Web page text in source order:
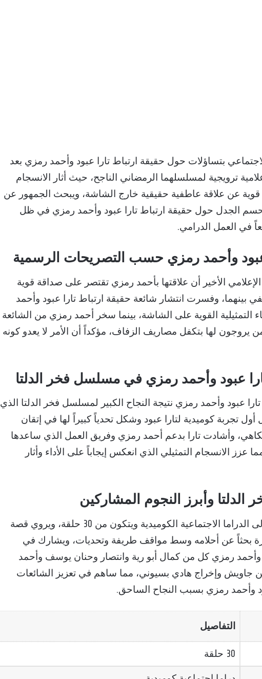
بتساؤلات حول حقيقة ارتباط تارا عبود وأحمد رمزي بعد
ترويجية لمسلسلهما الرمضاني الناجح، حيث أثار الانسجام
قوية عن علاقة عاطفية حقيقية خارج الشاشة، ويبحث الجمهور عن
الجدل حول حقيقة ارتباط تارا عبود وأحمد رمزي في ظل
في العمل الدرامي.
عبود وأحمد رمزي حسب التصريحات الرسمية
الأخير أن علاقتها بأحمد رمزي تقتصر على صداقة قوية
بينهما، وفسرت انتشار شائعة حقيقة ارتباط تارا عبود وأحمد
التمثيلية القوية على الشاشة، بينما سخر أحمد رمزي من الشائعة
يروجون لها بتكفل مصاريف الزفاف، مؤكداً أن الأمر لا يعدو كونه
عبود وأحمد رمزي في مسلسل فخر الدلتا
عبود وأحمد رمزي نتيجة النجاح الكبير لمسلسل فخر الدلتا الذي
تجربة كوميدية لتارا عبود وشكل تحدياً كبيراً لها في إتقان
وأشادت تارا بدعم أحمد رمزي وفريق العمل الذي ساعدها
عزز الانسجام التمثيلي الذي انعكس إيجاباً على الأداء وأثار
وأبرز النجوم المشاركين
ينتمي مسلسل فخر الدلتا إلى الدراما الاجتماعية الكوميدية ويتكون من 30 حلقة، ويروي قصة
بحثاً عن أحلامه وسط مواقف طريفة وتحديات، ويشارك في
وأحمد رمزي كل من كمال أبو رية وانتصار وحنان يوسف وأحمد
جاويش وإخراج هادي بسيوني، مما ساهم في تعزيز الشائعات
وأحمد رمزي بسبب النجاح الساحق.
التفاصيل
30 حلقة